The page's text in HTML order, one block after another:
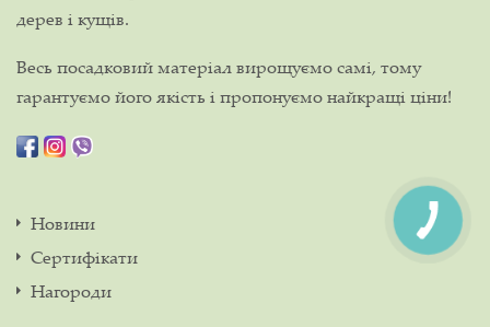
дерев і кущів.
Весь посадковий матеріал вирощуємо самі, тому
гарантуємо його якість і пропонуємо найкращі ціни!
Новини
Сертифікати
Нагороди